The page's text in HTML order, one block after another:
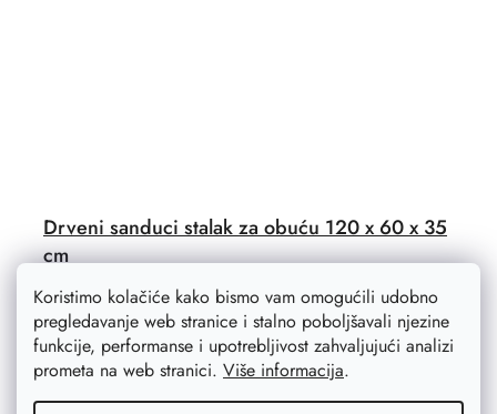
Koristimo kolačiće kako bismo vam omogućili udobno
pregledavanje web stranice i stalno poboljšavali njezine
funkcije, performanse i upotrebljivost zahvaljujući analizi
prometa na web stranici. Više informacija.
Drveni sanduci stalak za obuću 120 x 60 x 35
cm
Svjež i prirodan, ovo je namještaj izrađen od drvenih
sanduka. Ovaj stalak za cipele napravljen od drvenih
kutija ima ukupne dimenzije 120x60x35 cm.